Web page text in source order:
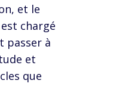
et le
chargé
passer à
et
que